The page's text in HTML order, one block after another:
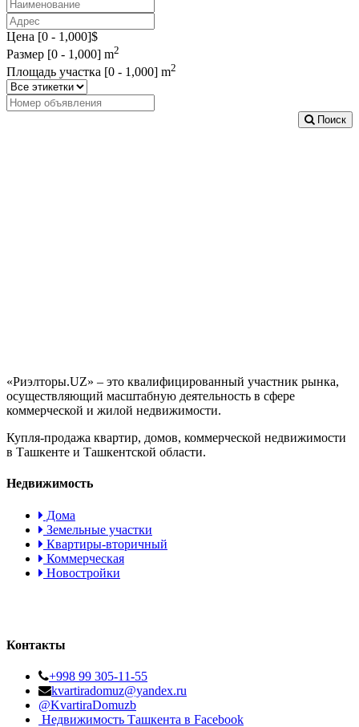
Цена [0 - 1,000]$
Размер [0 - 1,000] m2
Площадь участка [0 - 1,000] m2
Поиск
«Риэлторы.UZ» – это квалифицированный участник рынка,
осуществляющий масштабную деятельность в сфере
коммерческой и жилой недвижимости.
Купля-продажа квартир, домов, коммерческой недвижимости
в Ташкенте и Ташкентской области.
Недвижимость
Дома
Земельные участки
Квартиры-вторичный
Коммерческая
Новостройки
Контакты
+998 99 305-11-55
kvartiradomuz@yandex.ru
@KvartiraDomuzb
Недвижимость Ташкента в Facebook